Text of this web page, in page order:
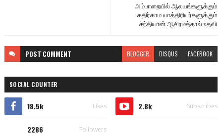
அம்பாறையில் ஆலயங்களுக்கும்
கதிர்காம யாத்திரியர்களுக்கும்
சந்தியான் ஆசிரமத்தால் உதவி
POST COMMENT BLOGGER DISQUS FACEBOOK
SOCIAL COUNTER
18.5k Likes 2.8k Subscribes
2286 Followers